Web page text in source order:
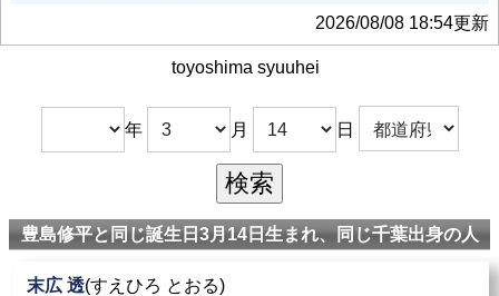
2026/08/08 18:54更新
toyoshima syuuhei
年 月 日
豊島修平と同じ誕生日3月14日生まれ、同じ千葉出身の人
末広 透(すえひろ とおる)